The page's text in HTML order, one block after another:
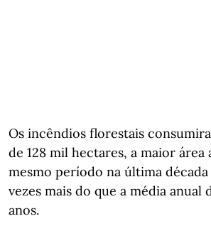
Os incêndios florestais
de 128 mil hectares, a maior área
mesmo período na última
vezes mais do que a média anual
anos.